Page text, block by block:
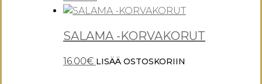
SALAMA -KORVAKORUT
16.00€ LISÄÄ OSTOSKORIIN